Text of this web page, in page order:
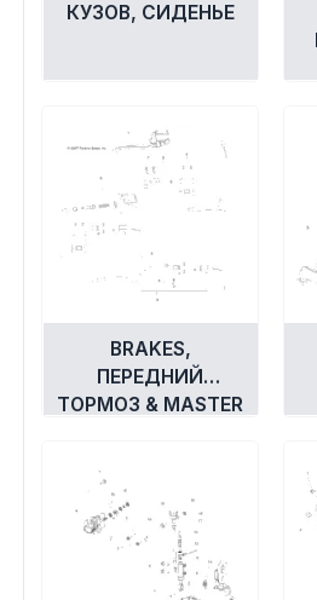
КУЗОВ, СИДЕНЬЕ
BRAKES,
ПЕРЕДНИЙ
ТОРМОЗ & MASTER